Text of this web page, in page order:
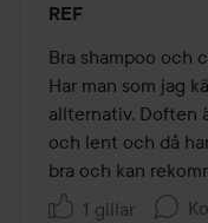
5
av
5
REF
Bra shampoo och
Har man som jag
allternativ. Doften
och lent och då
bra och kan
1 gillar